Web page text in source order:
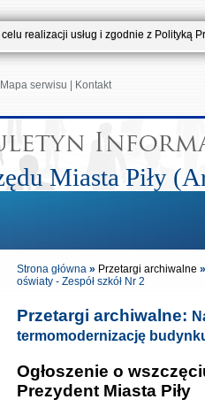
realizacji usług i zgodnie z
Mapa serwisu Kontakt
Miasta Piły
Strona główna » Przetargi archiwalne »
oświaty - Zespół szkół Nr 2
Przetargi archiwalne:
termomodernizację
Ogłoszenie o
Prezydent Miasta Piły